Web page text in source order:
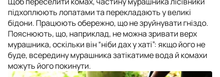
підхоплюють лопатами та перекладають у великі
бідони. Працюють обережно, що не зруйнувати гніздо.
Пояснюють, що, наприклад, не можна зривати верх
мурашника, оскільки він “ніби дах у хаті”: якщо його не
буде, всередину мурашника затікатиме вода й комахи
можуть його покинути.